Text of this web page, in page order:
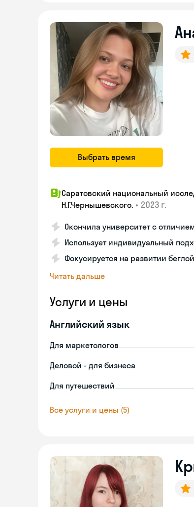
Выбрать время
Саратовский национальный
Н.Г.Чернышевскогo. • 2023 г.
Окончила университет с
Использует индивидуальный
Фокусируется на развитии
Читать дальше
Услуги и цены
Английский язык
Для маркетологов
Деловой - для бизнеса
Для путешествий
Все услуги и цены (5)